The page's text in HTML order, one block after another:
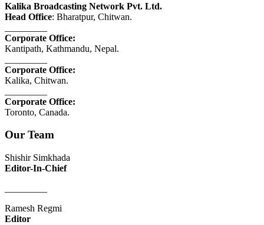
Kalika Broadcasting Network Pvt. Ltd.
Head Office: Bharatpur, Chitwan.
Corporate Office:
Kantipath, Kathmandu, Nepal.
Corporate Office:
Kalika, Chitwan.
Corporate Office:
Toronto, Canada.
Our Team
Shishir Simkhada
Editor-In-Chief
Ramesh Regmi
Editor